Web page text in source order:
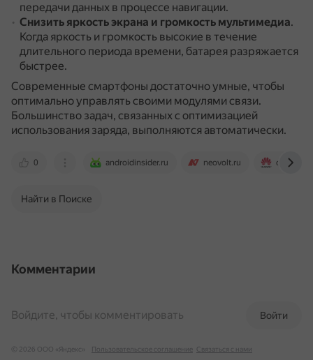
передачи данных в процессе навигации.
Снизить яркость экрана и громкость мультимедиа.
Когда яркость и громкость высокие в течение
длительного периода времени, батарея разряжается
быстрее.
Современные смартфоны достаточно умные, чтобы
оптимально управлять своими модулями связи.
Большинство задач, связанных с оптимизацией
использования заряда, выполняются автоматически.
0 androidinsider.ru neovolt.ru
Найти в Поиске
Комментарии
Войти
Войдите, чтобы комментировать
© 2026 ООО «Яндекс» Пользовательское соглашение Связаться с нами